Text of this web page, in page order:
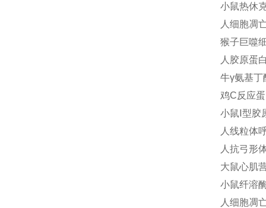
小鼠热休
人细胞凋
猴子巨噬
人胶原蛋
牛γ氨基
鸡C反应
小鼠Ⅰ型
人线粒体
人抗弓形
大鼠心肌
小鼠纤溶
人细胞凋